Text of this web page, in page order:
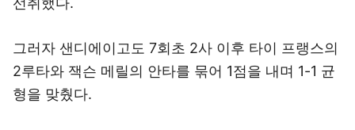
그러자 샌디에이고도 7회초 2사 이후 타이 프랭스의
2루타와 잭슨 메릴의 안타를 묶어 1점을 내며 1-1 균
형을 맞췄다.